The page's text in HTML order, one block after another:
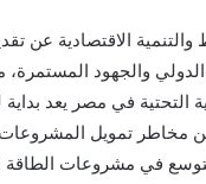
الاقتصادية عن
والجهود المستمرة،
التحتية في مصر يعد
من مخاطر تمويل
في مشروعات الطاقة